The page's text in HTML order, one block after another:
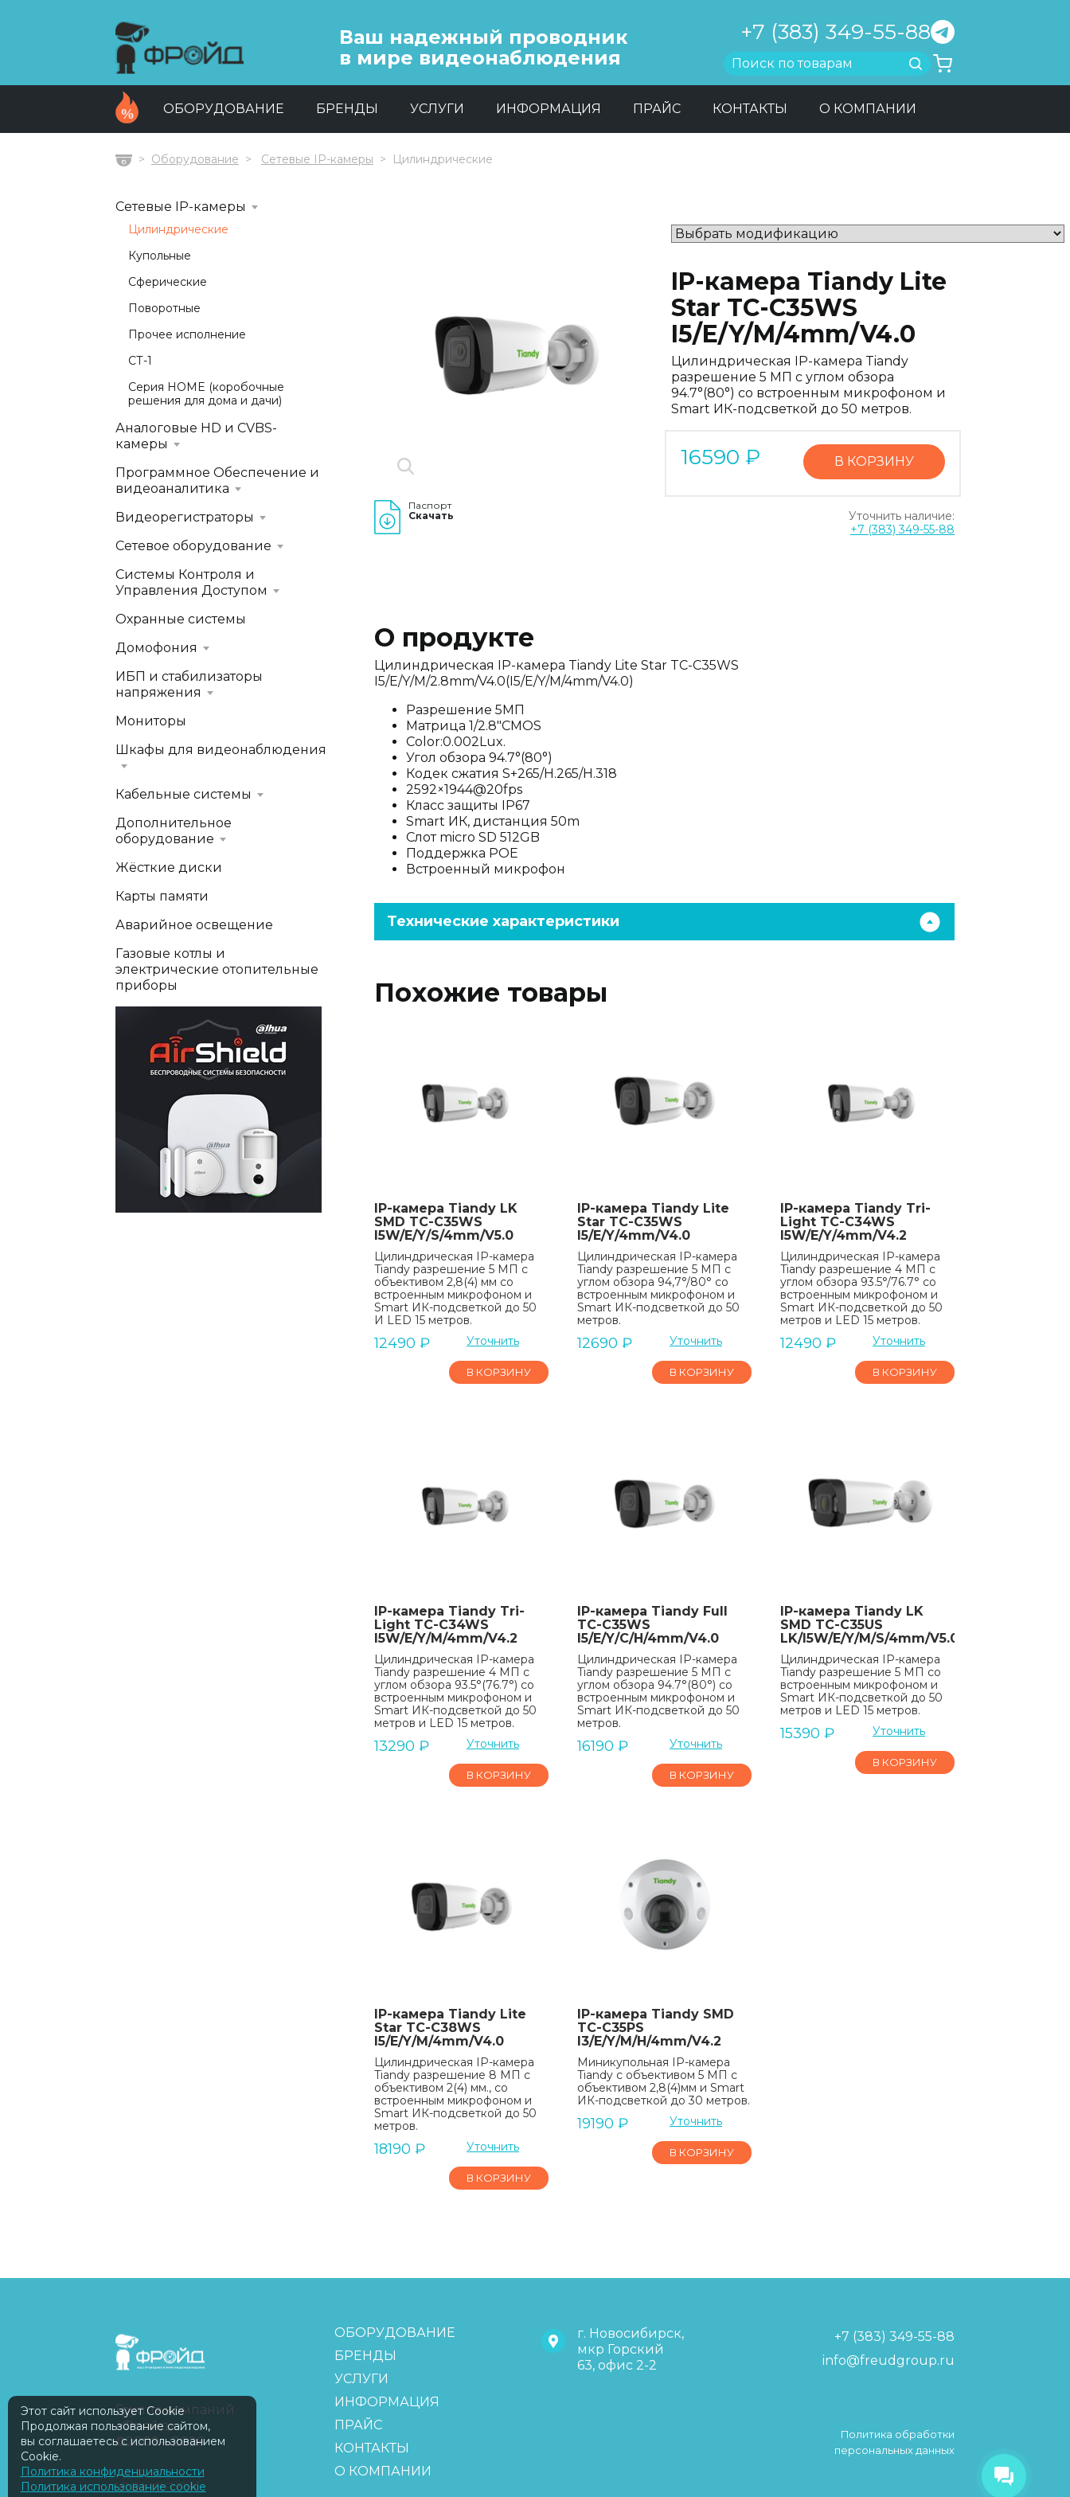
Привет! меня зовут Фройдик! я
Ваш надежный проводник
в мире видеонаблюдения
+7 (383) 349-55-88
Найти
ОБОРУДОВАНИЕ БРЕНДЫ УСЛУГИ ИНФОРМАЦИЯ ПРАЙС КОНТАКТЫ О КОМПАНИИ
ГлавнаяОборудование Сетевые IP-камеры Цилиндрические
Паспорт
Скачать
IP-камера Tiandy Lite
Star TC-C35WS
I5/E/Y/M/4mm/V4.0
Цилиндрическая IP-камера Tiandy
разрешение 5 МП с углом обзора
94.7°(80°) со встроенным микрофоном и
Smart ИК-подсветкой до 50 метров.
16590 ₽ В КОРЗИНУ
Уточнить наличие:
+7 (383) 349-55-88
О продукте
Цилиндрическая IP-камера Tiandy Lite Star TC-C35WS
I5/E/Y/M/2.8mm/V4.0(I5/E/Y/M/4mm/V4.0)
Разрешение 5МП
Матрица 1/2.8"CMOS
Color:0.002Lux.
Угол обзора 94.7°(80°)
Кодек сжатия S+265/H.265/H.318
2592×1944@20fps
Класс защиты IP67
Smart ИК, дистанция 50m
Слот micro SD 512GB
Поддержка POE
Встроенный микрофон
Технические характеристики
Похожие товары
IP-камера Tiandy LK
SMD TC-C35WS
I5W/E/Y/S/4mm/V5.0
Цилиндрическая IP-камера
Tiandy разрешение 5 МП с
объективом 2,8(4) мм со
встроенным микрофоном и
Smart ИК-подсветкой до 50
И LED 15 метров.
12490 ₽ Уточнить
В КОРЗИНУ
IP-камера Tiandy Lite
Star TC-C35WS
I5/E/Y/4mm/V4.0
Цилиндрическая IP-камера
Tiandy разрешение 5 МП с
углом обзора 94,7°/80° со
встроенным микрофоном и
Smart ИК-подсветкой до 50
метров.
12690 ₽ Уточнить
В КОРЗИНУ
IP-камера Tiandy Tri-
Light TC-C34WS
I5W/E/Y/4mm/V4.2
Цилиндрическая IP-камера
Tiandy разрешение 4 МП с
углом обзора 93.5°/76.7° со
встроенным микрофоном и
Smart ИК-подсветкой до 50
метров и LED 15 метров.
12490 ₽ Уточнить
В КОРЗИНУ
IP-камера Tiandy Tri-
Light TC-C34WS
I5W/E/Y/M/4mm/V4.2
Цилиндрическая IP-камера
Tiandy разрешение 4 МП с
углом обзора 93.5°(76.7°) со
встроенным микрофоном и
Smart ИК-подсветкой до 50
метров и LED 15 метров.
13290 ₽ Уточнить
В КОРЗИНУ
IP-камера Tiandy Full
TC-C35WS
I5/E/Y/C/H/4mm/V4.0
Цилиндрическая IP-камера
Tiandy разрешение 5 МП с
углом обзора 94.7°(80°) со
встроенным микрофоном и
Smart ИК-подсветкой до 50
метров.
16190 ₽ Уточнить
В КОРЗИНУ
IP-камера Tiandy LK
SMD TC-C35US
LK/I5W/E/Y/M/S/4mm/V5.0
Цилиндрическая IP-камера
Tiandy разрешение 5 МП со
встроенным микрофоном и
Smart ИК-подсветкой до 50
метров и LED 15 метров.
15390 ₽ Уточнить
В КОРЗИНУ
IP-камера Tiandy Lite
Star TC-C38WS
I5/E/Y/M/4mm/V4.0
Цилиндрическая IP-камера
Tiandy разрешение 8 МП с
объективом 2(4) мм., со
встроенным микрофоном и
Smart ИК-подсветкой до 50
метров.
18190 ₽ Уточнить
В КОРЗИНУ
IP-камера Tiandy SMD
TC-C35PS
I3/E/Y/M/H/4mm/V4.2
Миникупольная IP-камера
Tiandy с объективом 5 МП с
объективом 2,8(4)мм и Smart
ИК-подсветкой до 30 метров.
19190 ₽ Уточнить
В КОРЗИНУ
Сетевые IP-камеры
Цилиндрические
Купольные
Сферические
Поворотные
Прочее исполнение
СТ-1
Серия HOME (коробочные
решения для дома и дачи)
Аналоговые HD и CVBS-
камеры
Программное Обеспечение и
видеоаналитика
Видеорегистраторы
Сетевое оборудование
Системы Контроля и
Управления Доступом
Охранные системы
Домофония
ИБП и стабилизаторы
напряжения
Мониторы
Шкафы для видеонаблюдения
Кабельные системы
Дополнительное
оборудование
Жёсткие диски
Карты памяти
Аварийное освещение
Газовые котлы и
электрические отопительные
приборы
FreudGroup
Группа компаний
«Фройд»
©2009—2026
ISOMORPH
ОБОРУДОВАНИЕ
БРЕНДЫ
УСЛУГИ
ИНФОРМАЦИЯ
ПРАЙС
КОНТАКТЫ
О КОМПАНИИ
г. Новосибирск,
мкр Горский
63, офис 2-2
+7 (383) 349-55-88
info@freudgroup.ru
Политика обработки
персональных данных
Этот сайт использует Cookie
Продолжая пользование сайтом,
вы соглашаетесь с использованием
Cookie.
Политика конфиденциальности
Политика использование cookie